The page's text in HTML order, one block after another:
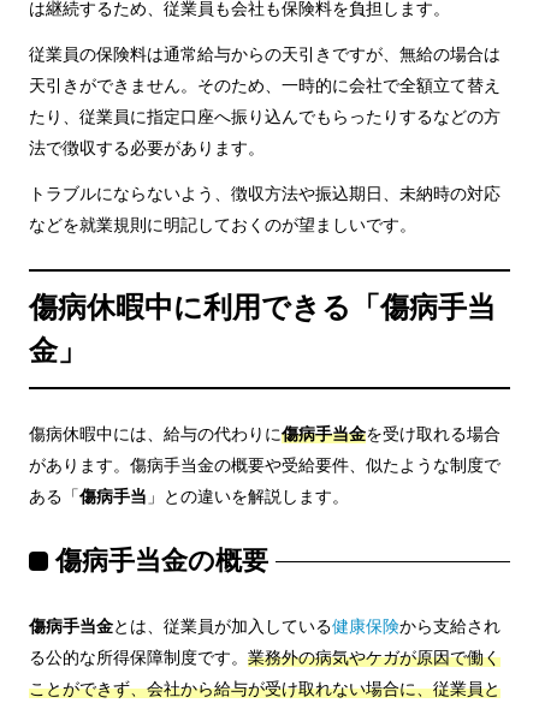
は継続するため、従業員も会社も保険料を負担します。
従業員の保険料は通常給与からの天引きですが、無給の場合は
天引きができません。そのため、一時的に会社で全額立て替え
たり、従業員に指定口座へ振り込んでもらったりするなどの方
法で徴収する必要があります。
トラブルにならないよう、徴収方法や振込期日、未納時の対応
などを就業規則に明記しておくのが望ましいです。
傷病休暇中に利用できる「傷病手当
金」
傷病休暇中には、給与の代わりに傷病手当金を受け取れる場合
があります。傷病手当金の概要や受給要件、似たような制度で
ある「傷病手当 」との違いを解説します。
傷病手当金の概要
傷病手当金とは、従業員が加入している健康保険から支給され
る公的な所得保障制度です。 業務外の病気やケガが原因で働く
ことができず、会社から給与が受け取れない場合に、従業員と